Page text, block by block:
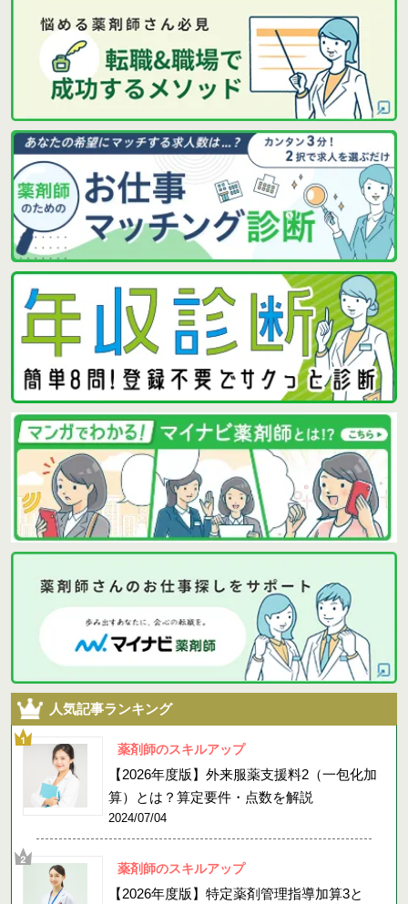
人気記事ランキング
薬剤師のスキルアップ
【2026年度版】外来服薬支援料2（一包化加
算）とは？算定要件・点数を解説
2024/07/04
薬剤師のスキルアップ
【2026年度版】特定薬剤管理指導加算3と